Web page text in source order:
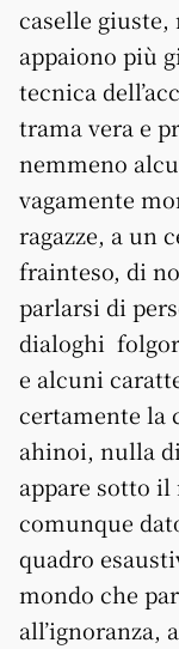
caselle
appaiono più
tecnica
trama vera e
nemmeno
vagamente
ragazze, a un
frainteso, di
parlarsi di
dialoghi
e alcuni
certamente la
ahinoi, nulla
appare sotto il
comunque
quadro
mondo che
all’ignoranza,